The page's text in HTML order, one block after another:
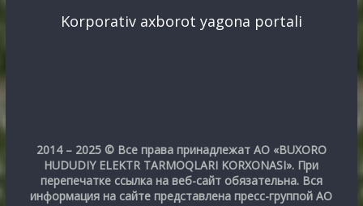
Korporativ axborot yagona portali
2014 – 2025 © Все права принадлежат АО «BUXORO
HUDUDIY ELEKTR TARMOQLARI KORXONASI». При
перепечатке ссылка на веб-сайт обязательна. Вся
информация на сайте представлена пресс-группой АО